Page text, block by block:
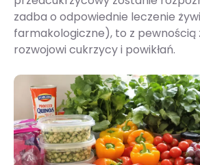
zadba o odpowiednie leczenie
farmakologiczne), to z pewnością
rozwojowi cukrzycy i powikłań.